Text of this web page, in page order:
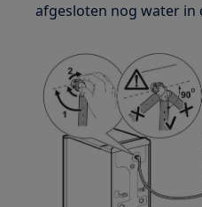
afgesloten nog water in